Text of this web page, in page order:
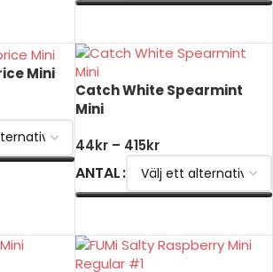
Mini
Catch White Spearmint
Mini
44kr – 415kr
ANTAL